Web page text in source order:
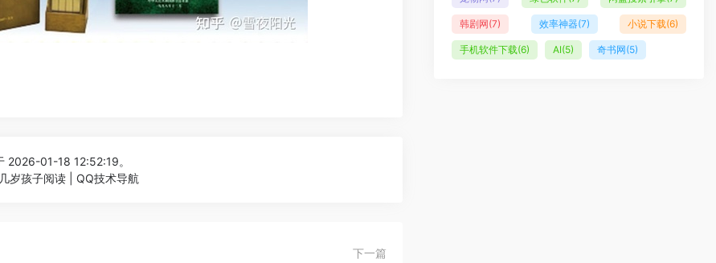
2026-01-18 12:52:19。
岁孩子阅读 | QQ技术导航
下一篇
韩剧网(7) 效率神器(7) 小说下载(6)
手机软件下载(6) AI(5) 奇书网(5)